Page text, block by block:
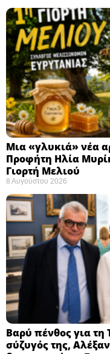
Μια «γλυκιά» νέα
Προφήτη Ηλία
Γιορτή Μελιού
8 Αυγούστου 2026
Βαρύ πένθος για τη
σύζυγός της,